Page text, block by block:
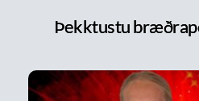
Þekktustu